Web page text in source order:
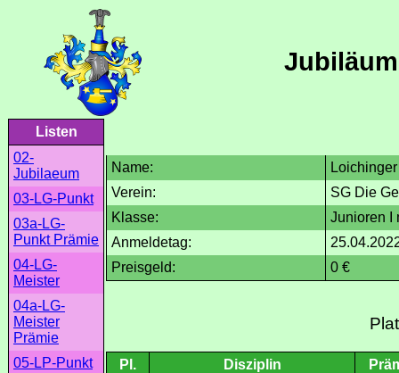
Listen
02-
Jubilaeum
03-LG-Punkt
03a-LG-
Punkt Prämie
04-LG-
Meister
04a-LG-
Meister
Prämie
05-LP-Punkt
Name:
Verein:
SG Die
Klasse:
Junioren I
Anmeldetag:
Preisgeld:
0 €
Pl. Disziplin